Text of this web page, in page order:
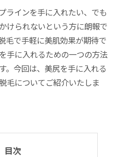
ラインを手に入れたい、でも
けられないという方に朗報で
毛で手軽に美肌効果が期待で
手に入れるための一つの方法
。今回は、美尻を手に入れる
毛についてご紹介いたしま
目次